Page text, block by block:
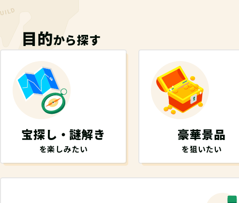
目的から探す
宝探し・謎解き
を楽しみたい
豪華景品
を狙いたい